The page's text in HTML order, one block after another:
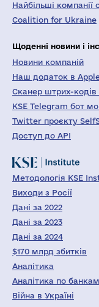
Найбільші компанії
Coalition for Ukraine
Щоденні новини і
Новини компаній
Наш додаток в
Сканер штрих-кодів
KSE Telegram бот
Twitter проєкту
Доступ до API
Методологія KSE
Виходи з Росії
Дані за 2022
Дані за 2023
Дані за 2024
$170 млрд збитків
Аналітика
Аналітика по банкам
Війна в Україні